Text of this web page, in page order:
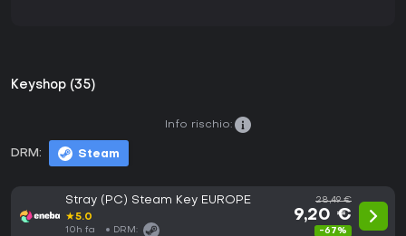
Keyshop (35)
DRM: Steam
Info rischio:
Stray (PC) Steam Key EUROPE
★5.0
10h fa DRM:
28,49 €
9,20 €
-67%